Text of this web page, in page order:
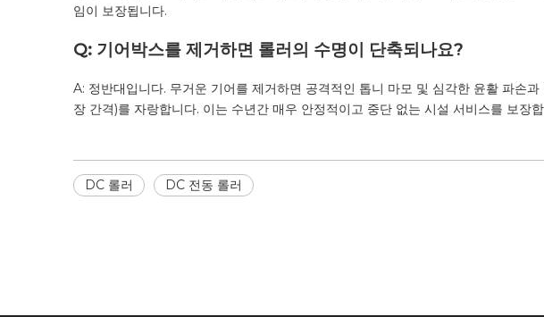
임이 보장됩니다.
Q: 기어박스를 제거하면 롤러의 수명이 단축되나요?
A: 정반대입니다. 무거운 기어를 제거하면 공격적인 톱니 마모 및 심각한 윤활 파
장 간격)를 자랑합니다. 이는 수년간 매우 안정적이고 중단 없는 시설 서비스를 보장
DC 롤러 DC 전동 롤러